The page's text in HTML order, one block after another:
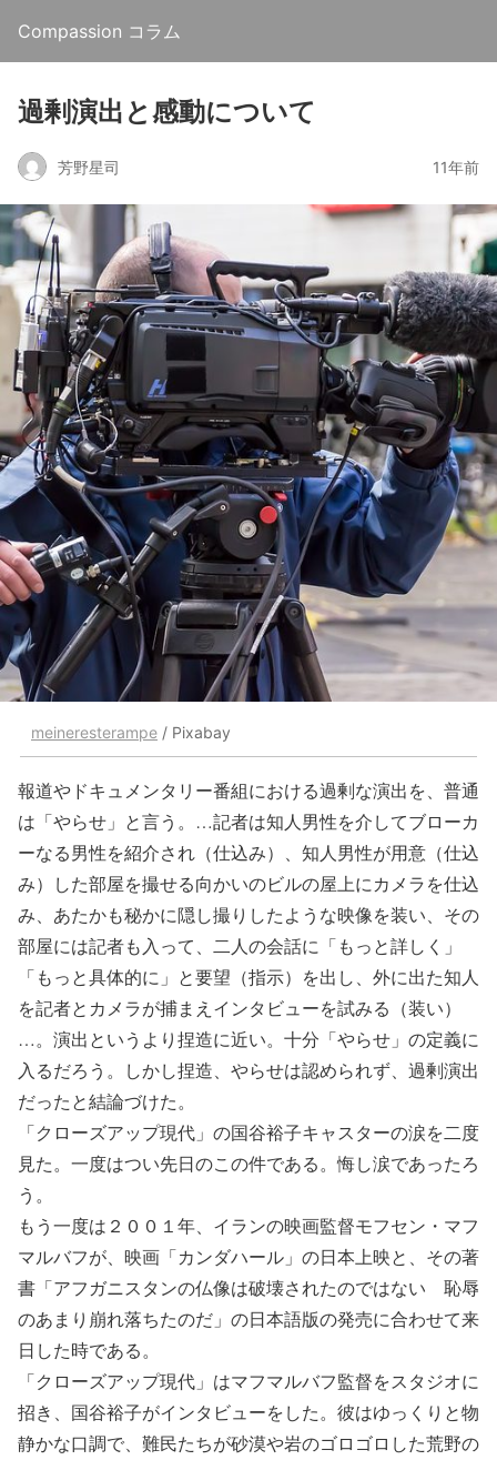
Compassion コラム
過剰演出と感動について
芳野星司 11年前
meineresterampe / Pixabay
報道やドキュメンタリー番組における過剰な演出を、普通
は「やらせ」と言う。…記者は知人男性を介してブローカ
ーなる男性を紹介され（仕込み）、知人男性が用意（仕込
み）した部屋を撮せる向かいのビルの屋上にカメラを仕込
み、あたかも秘かに隠し撮りしたような映像を装い、その
部屋には記者も入って、二人の会話に「もっと詳しく」
「もっと具体的に」と要望（指示）を出し、外に出た知人
を記者とカメラが捕まえインタビューを試みる（装い）
…。演出というより捏造に近い。十分「やらせ」の定義に
入るだろう。しかし捏造、やらせは認められず、過剰演出
だったと結論づけた。
「クローズアップ現代」の国谷裕子キャスターの涙を二度
見た。一度はつい先日のこの件である。悔し涙であったろ
う。
もう一度は２００１年、イランの映画監督モフセン・マフ
マルバフが、映画「カンダハール」の日本上映と、その著
書「アフガニスタンの仏像は破壊されたのではない 恥辱
のあまり崩れ落ちたのだ」の日本語版の発売に合わせて来
日した時である。
「クローズアップ現代」はマフマルバフ監督をスタジオに
招き、国谷裕子がインタビューをした。彼はゆっくりと物
静かな口調で、難民たちが砂漠や岩のゴロゴロした荒野の